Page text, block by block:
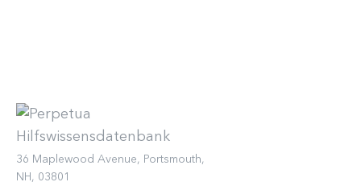
36 Maplewood Avenue, Portsmouth,
NH, 03801